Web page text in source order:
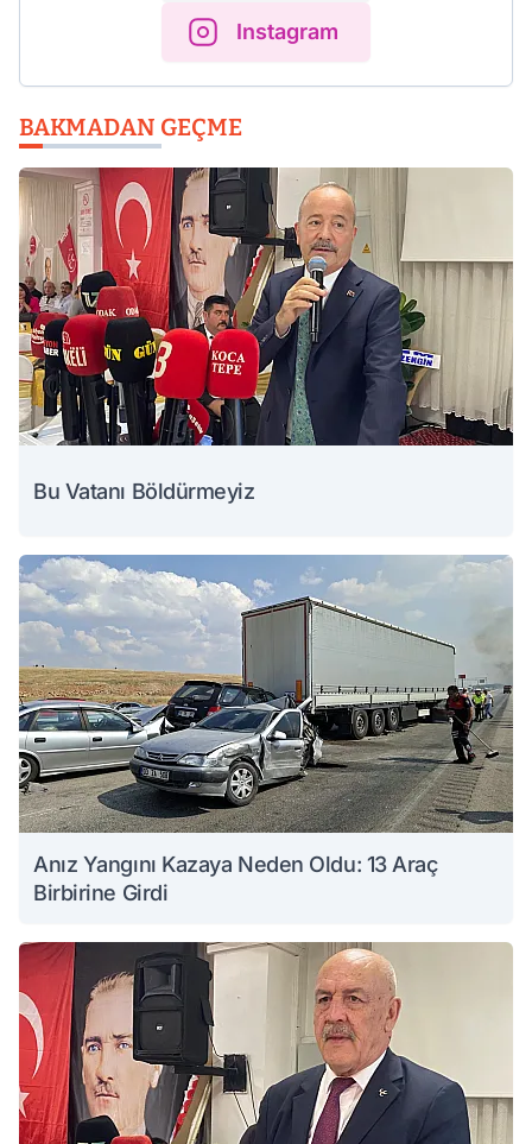
Instagram
BAKMADAN GEÇME
Bu Vatanı Böldürmeyiz
Anız Yangını Kazaya Neden Oldu: 13 Araç
Birbirine Girdi